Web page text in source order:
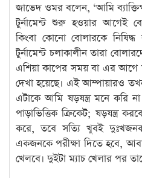
জাভেদ ওমর বলেন, ‘আমি
টুর্নামেন্ট শুরু হওয়ার আগেই
কিংবা কোনো বোলারকে
টুর্নামেন্ট চলাকালীন তারা
এশিয়া কাপের সময় বা এর
দেখা হয়েছে। এই আম্পায়ারও
এটাকে আমি ষড়যন্ত্র মনে করি
পাড়াভিত্তিক ক্রিকেট; ষড়যন্ত্র
করে, তবে সত্যি খুবই
একজনকে পরীক্ষা দিতে হবে,
খেলবে। দুইটা ম্যাচ খেলার পর